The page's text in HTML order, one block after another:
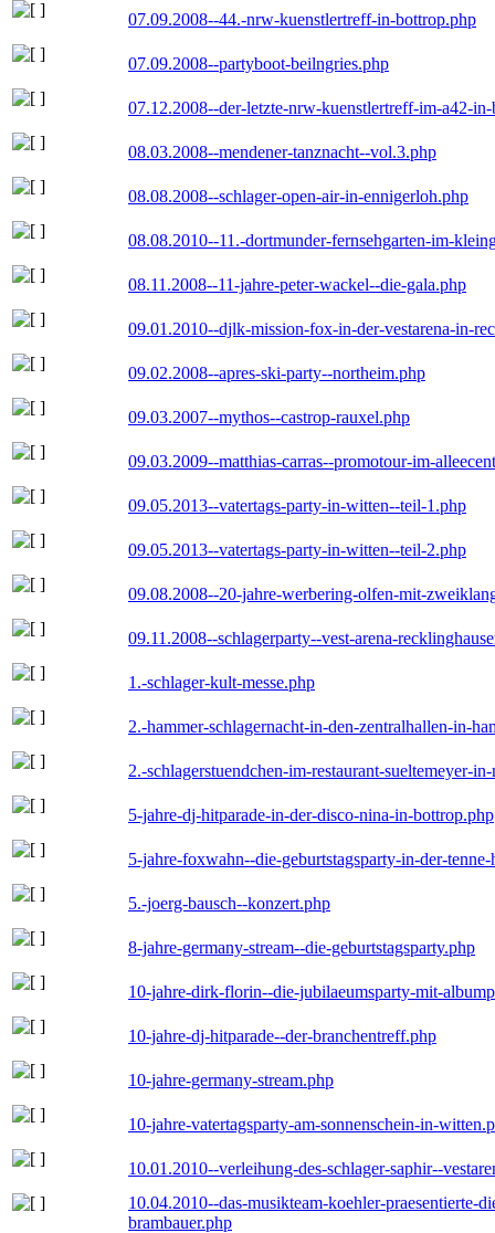
07.09.2008--44.-nrw-kuenstlertreff-in-bottrop.php
07.09.2008--partyboot-beilngries.php
07.12.2008--der-letzte-nrw-kuenstlertreff-im-a42-
08.03.2008--mendener-tanznacht--vol.3.php
08.08.2008--schlager-open-air-in-ennigerloh.php
08.08.2010--11.-dortmunder-fernsehgarten-im-
08.11.2008--11-jahre-peter-wackel--die-gala.php
09.01.2010--djlk-mission-fox-in-der-vestarena-in-
09.02.2008--apres-ski-party--northeim.php
09.03.2007--mythos--castrop-rauxel.php
09.03.2009--matthias-carras--promotour-im-
09.05.2013--vatertags-party-in-witten--teil-1.php
09.05.2013--vatertags-party-in-witten--teil-2.php
09.08.2008--20-jahre-werbering-olfen-mit-
09.11.2008--schlagerparty--vest-arena-
1.-schlager-kult-messe.php
2.-hammer-schlagernacht-in-den-zentralhallen-in-
2.-schlagerstuendchen-im-restaurant-sueltemeyer-
5-jahre-dj-hitparade-in-der-disco-nina-in-bottrop.php
5-jahre-foxwahn--die-geburtstagsparty-in-der-tenne-
5.-joerg-bausch--konzert.php
8-jahre-germany-stream--die-geburtstagsparty.php
10-jahre-dirk-florin--die-jubilaeumsparty-mit-
10-jahre-dj-hitparade--der-branchentreff.php
10-jahre-germany-stream.php
10-jahre-vatertagsparty-am-sonnenschein-in-
10.01.2010--verleihung-des-schlager-saphir--
10.04.2010--das-musikteam-koehler-praesentierte-
brambauer.php